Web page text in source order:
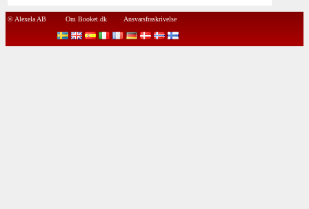
© Alexela AB Om Booket.dk Ansvarsfraskrivelse